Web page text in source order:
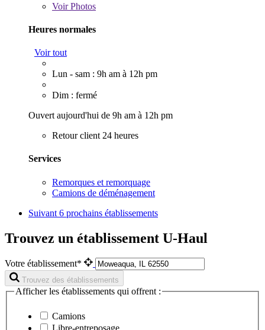
VoirPhotos
Heures normales
Voir tout
Lun - sam : 9h am à 12h pm
Dim : fermé
Ouvert aujourd'hui de 9h am à 12h pm
Retour client 24 heures
Services
Remorques et remorquage
Camions de déménagement
Suivant 6 prochains établissements
Trouvez un établissement U-Haul
Votre établissement*
Trouvez des établissements
Afficher les établissements qui offrent :
Camions
Libre-entreposage